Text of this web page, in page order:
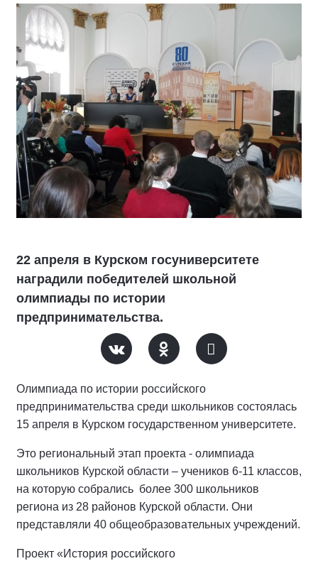
22 апреля в Курском госуниверситете
наградили победителей школьной
олимпиады по истории
предпринимательства.
Олимпиада по истории российского
предпринимательства среди школьников состоялась
15 апреля в Курском государственном университете.
Это региональный этап проекта - олимпиада
школьников Курской области – учеников 6-11 классов,
на которую собрались более 300 школьников
региона из 28 районов Курской области. Они
представляли 40 общеобразовательных учреждений.
Проект «История российского